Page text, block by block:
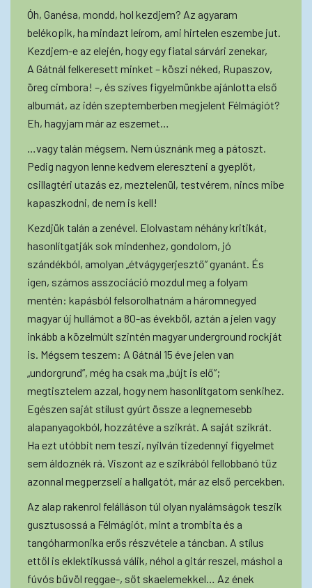
Óh, Ganésa, mondd, hol kezdjem? Az agyaram
belékopik, ha mindazt leírom, ami hirtelen eszembe jut.
Kezdjem-e az elején, hogy egy fiatal sárvári zenekar,
A Gátnál felkeresett minket – köszi néked, Rupaszov,
öreg cimbora! –, és szíves figyelmünkbe ajánlotta első
albumát, az idén szeptemberben megjelent Félmágiót?
Eh, hagyjam már az eszemet…
…vagy talán mégsem. Nem úsznánk meg a pátoszt.
Pedig nagyon lenne kedvem elereszteni a gyeplőt,
csillagtéri utazás ez, meztelenül, testvérem, nincs mibe
kapaszkodni, de nem is kell!
Kezdjük talán a zenével. Elolvastam néhány kritikát,
hasonlítgatják sok mindenhez, gondolom, jó
szándékból, amolyan „étvágygerjesztő” gyanánt. És
igen, számos asszociáció mozdul meg a folyam
mentén: kapásból felsorolhatnám a háromnegyed
magyar új hullámot a 80-as évekből, aztán a jelen vagy
inkább a közelmúlt szintén magyar underground rockját
is. Mégsem teszem: A Gátnál 15 éve jelen van
„undorgrund”, még ha csak ma „bújt is elő”;
megtisztelem azzal, hogy nem hasonlítgatom senkihez.
Egészen saját stílust gyúrt össze a legnemesebb
alapanyagokból, hozzátéve a szikrát. A saját szikrát.
Ha ezt utóbbit nem teszi, nyilván tizedennyi figyelmet
sem áldoznék rá. Viszont az e szikrából fellobbanó tűz
azonnal megperzseli a hallgatót, már az első percekben.
Az alap rakenrol felálláson túl olyan nyalámságok teszik
gusztusossá a Félmágiót, mint a trombita és a
tangóharmonika erős részvétele a táncban. A stílus
ettől is eklektikussá válik, néhol a gitár reszel, máshol a
fúvós bűvöl reggae-, sőt skaelemekkel… Az ének